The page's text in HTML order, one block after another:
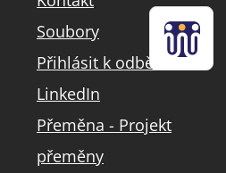
Soubory
Přihlásit k odběru
LinkedIn
Přeměna - Projekt
přeměny